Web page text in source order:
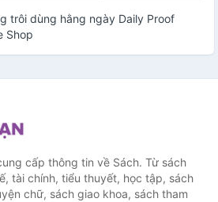
trôi dùng hằng ngày Daily Proof
Shop
cấp thông tin về Sách. Từ sách
tài chính, tiểu thuyết, học tập, sách
chữ, sách giao khoa, sách tham